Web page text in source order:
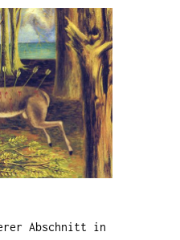
Abschnitt in